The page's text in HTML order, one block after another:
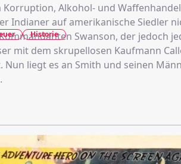
Korruption, Alkohol- und
Indianer auf amerikanische Siedler
Swanson, der jedoch
mit dem skrupellosen Kaufmann
liegt es an Smith und seinen
Historie